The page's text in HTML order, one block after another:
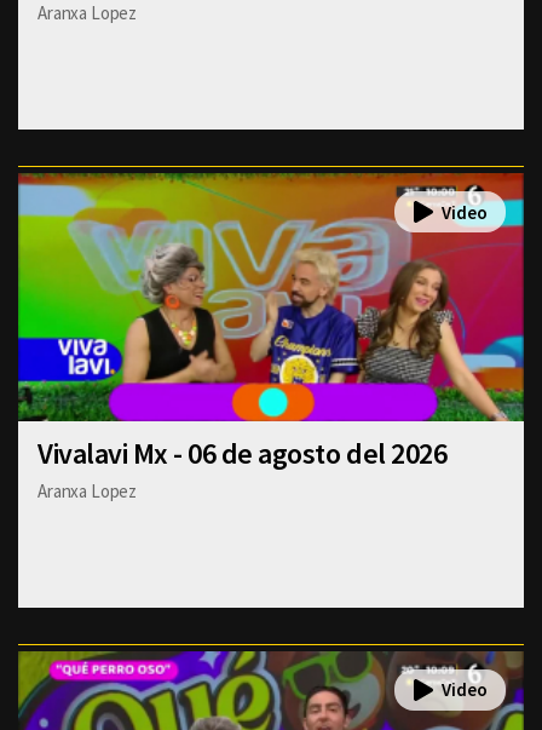
Aranxa Lopez
Vivalavi Mx - 06 de agosto del 2026
Aranxa Lopez